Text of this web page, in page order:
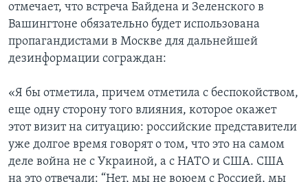
отмечает, что встреча Байдена и Зеленского в
Вашингтоне обязательно будет использована
пропагандистами в Москве для дальнейшей
дезинформации сограждан:
«Я бы отметила, причем отметила с беспокойством,
еще одну сторону того влияния, которое окажет
этот визит на ситуацию: российские представители
уже долгое время говорят о том, что это на самом
деле война не с Украиной, а с НАТО и США. США
на это отвечали: “Нет, мы не воюем с Россией, мы